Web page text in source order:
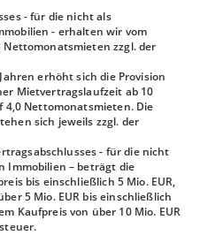
- für die nicht als
- erhalten wir vom
Nettomonatsmieten zzgl. der
erhöht sich die Provision
Mietvertragslaufzeit ab 10
4,0 Nettomonatsmieten. Die
sich jeweils zzgl. der
- für die nicht
Immobilien – beträgt die
bis einschließlich 5 Mio. EUR,
5 Mio. EUR bis einschließlich
Kaufpreis von über 10 Mio. EUR